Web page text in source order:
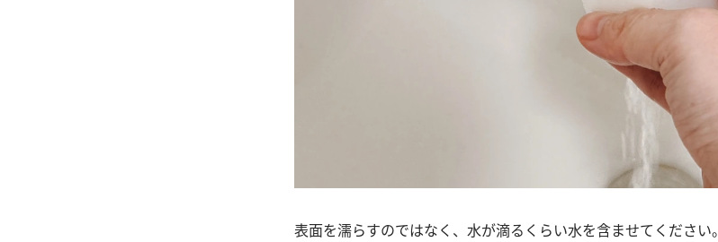
表面を濡らすのではなく、水が滴るくらい水を含ませてください。